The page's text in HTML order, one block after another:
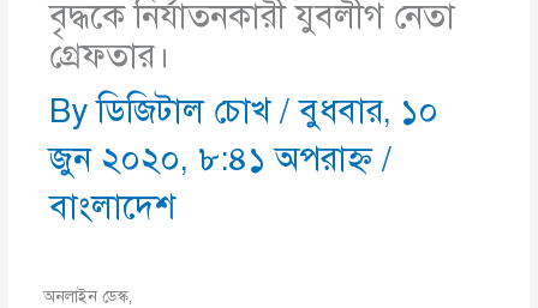
বৃদ্ধকে নির্যাতনকারী যুবলীগ নেতা
গ্রেফতার।
Byডিজিটাল চোখ/বুধবার, ১০
জুন ২০২০, ৮:৪১ অপরাহ্ণ/
বাংলাদেশ
অনলাইন ডেস্ক,